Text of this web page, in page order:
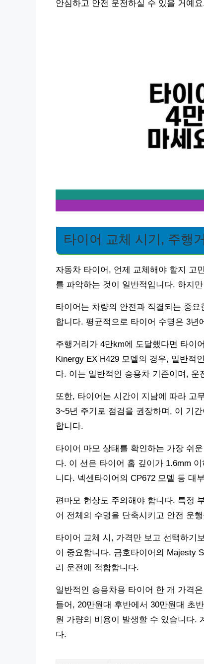
안심하고 안전 운전하실 수 있을 거예
타이어 교체 시기, 주행
자동차 타이어, 언제 교체해야 할지 고
를 파악하는 것이 일반적입니다. 하지
타이어는 차량의 안전과 직결되는 중
합니다. 평균적으로 타이어 수명은 3년
주행거리가 4만km에 도달했다면 타이
Kinergy EX H429 모델의 경우, 일반적
다. 이는 일반적인 승용차 기준이며,
또한, 타이어는 시간이 지남에 따라 고
3~5년 주기로 점검을 권장하며, 이 기
합니다.
타이어 마모 상태를 확인하는 가장 쉬
다. 이 선은 타이어 홈 깊이가 1.6mm
니다. 넥센타이어의 CP672 모델 등 대
편마모 현상도 주의해야 합니다. 특정
어 전체의 수명을 단축시키고 안전 운
타이어 교체 시, 가격만 보고 선택하기
이 중요합니다. 금호타이어의 Majesty
리 운전에 적합합니다.
일반적인 승용차용 타이어 한 개 가격
들어, 20만원대 후반에서 30만원대 초
원 가량의 비용이 발생할 수 있습니다.
다.